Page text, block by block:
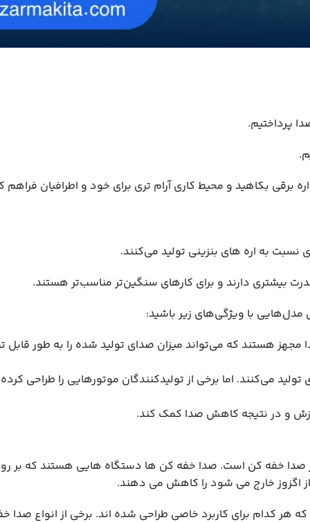
پرداختیم.
برقی بکاهید و محیط کاری آرام تری برای خود و اطرافیان فراهم
به اره های بنزینی تولید می‌کنند.
بیشتری دارند و برای کارهای سنگین‌تر مناسب‌تر هستند.
مدل‌هایی با ویژگی‌های زیر باشید:
هستند که می‌تواند میزان صدای تولید شده را به طور
می‌کنند. اما برخی از تولیدکنندگان موتورهایی را طراحی
و در نتیجه کاهش صدا کمک کند.
صدا خفه کن است. صدا خفه کن ها دستگاه هایی هستند که بر
اگزوز خارج می شود را کاهش می دهند.
کدام برای کاربرد خاصی طراحی شده اند. برخی از انواع صدا